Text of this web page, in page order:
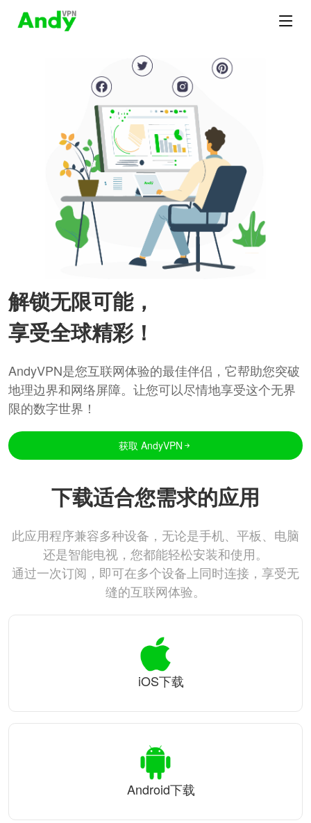
解锁无限可能，
享受全球精彩！
AndyVPN是您互联网体验的最佳伴侣，它帮助您突破
地理边界和网络屏障。让您可以尽情地享受这个无界
限的数字世界！
获取 AndyVPN
下载适合您需求的应用
此应用程序兼容多种设备，无论是手机、平板、电脑
还是智能电视，您都能轻松安装和使用。
通过一次订阅，即可在多个设备上同时连接，享受无
缝的互联网体验。
iOS下载
Android下载